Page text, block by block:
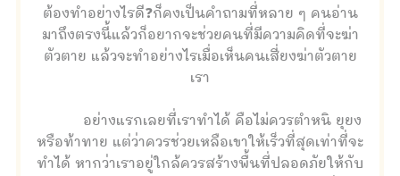
ต้องทำอย่างไรดี❓ก็คงเป็นคำถามที่หลาย ๆ คนอ่าน
มาถึงตรงนี้แล้วก็อยากจะช่วยคนที่มีความคิดที่จะฆ่า
ตัวตาย แล้วจะทำอย่างไรเมื่อเห็นคนเสี่ยงฆ่าตัวตาย
เรา
อย่างแรกเลยที่เราทำได้ คือไม่ควรตำหนิ ยุยง
หรือท้าทาย แต่ว่าควรช่วยเหลือเขาให้เร็วที่สุดเท่าที่จะ
ทำได้ หากว่าเราอยู่ใกล้ควรสร้างพื้นที่ปลอดภัยให้กับ